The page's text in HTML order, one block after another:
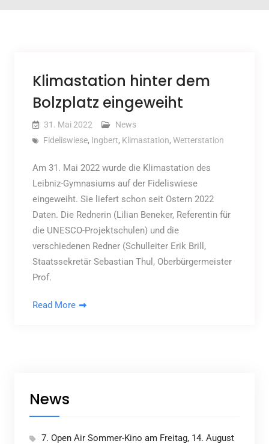
Klimastation hinter dem
Bolzplatz eingeweiht
31. Mai 2022
News
Fideliswiese, Ingbert, Klimastation, Wetterstation
Am 31. Mai 2022 wurde die Klimastation des
Leibniz-Gymnasiums auf der Fideliswiese
eingeweiht. Sie liefert schon seit Ostern 2022
Daten. Die Rednerin (Lilian Beneker, Referentin für
die UNESCO-Projektschulen) und die
verschiedenen Redner (Schulleiter Erik Brill,
Staatssekretär Sebastian Thul, Oberbürgermeister
Prof.
Read More
News
7. Open Air Sommer-Kino am Freitag, 14. August